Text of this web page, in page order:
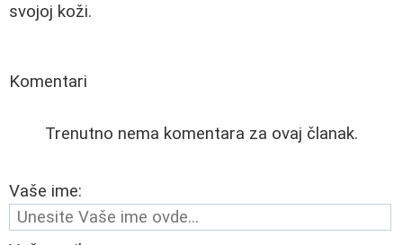
svojoj koži.
Komentari
Trenutno nema komentara za ovaj članak.
Vaše ime: